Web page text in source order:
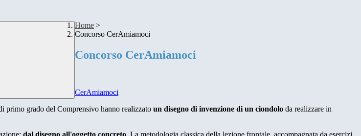
Home >
Concorso CerAmiamoci
Concorso CerAmiamoci
CerAmiamoci
primo grado del Comprensivo hanno realizzato un disegno di invenzione di un ciondolo da realizzare in